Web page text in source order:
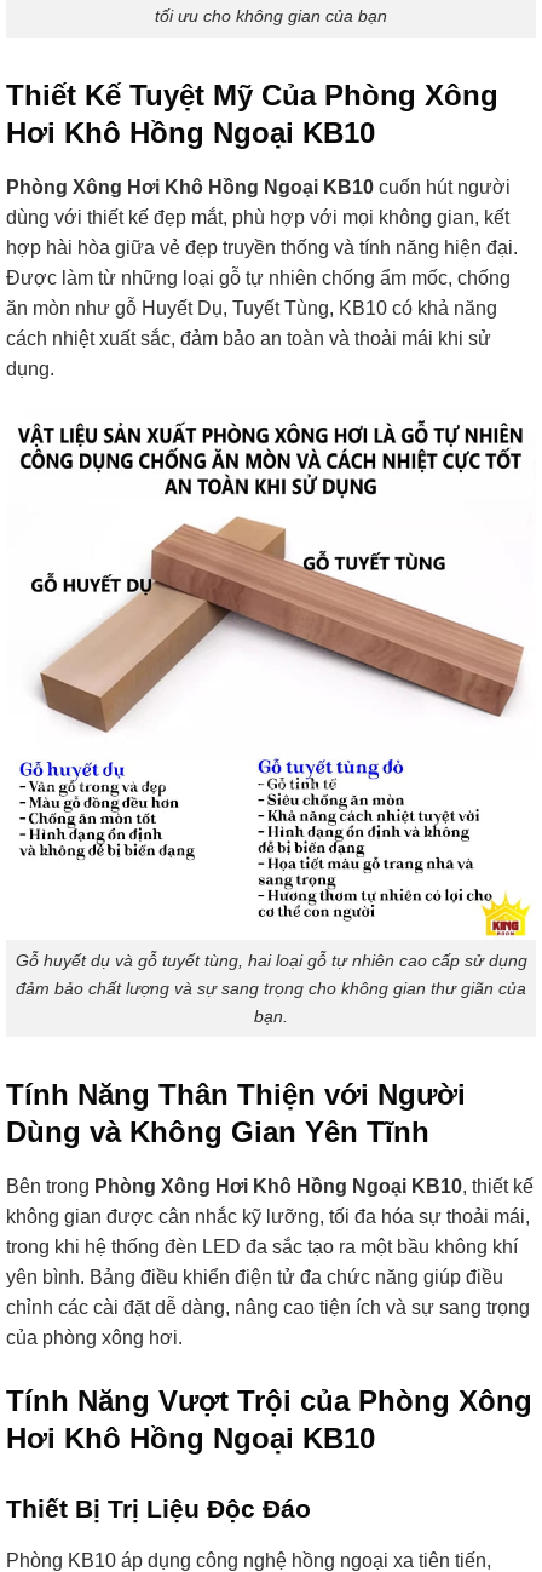
tối ưu cho không gian của bạn
Thiết Kế Tuyệt Mỹ Của Phòng Xông
Hơi Khô Hồng Ngoại KB10
Phòng Xông Hơi Khô Hồng Ngoại KB10 cuốn hút người
dùng với thiết kế đẹp mắt, phù hợp với mọi không gian, kết
hợp hài hòa giữa vẻ đẹp truyền thống và tính năng hiện đại.
Được làm từ những loại gỗ tự nhiên chống ẩm mốc, chống
ăn mòn như gỗ Huyết Dụ, Tuyết Tùng, KB10 có khả năng
cách nhiệt xuất sắc, đảm bảo an toàn và thoải mái khi sử
dụng.
Gỗ huyết dụ và gỗ tuyết tùng, hai loại gỗ tự nhiên cao cấp sử dụng
đảm bảo chất lượng và sự sang trọng cho không gian thư giãn của
bạn.
Tính Năng Thân Thiện với Người
Dùng và Không Gian Yên Tĩnh
Bên trong Phòng Xông Hơi Khô Hồng Ngoại KB10, thiết kế
không gian được cân nhắc kỹ lưỡng, tối đa hóa sự thoải mái,
trong khi hệ thống đèn LED đa sắc tạo ra một bầu không khí
yên bình. Bảng điều khiển điện tử đa chức năng giúp điều
chỉnh các cài đặt dễ dàng, nâng cao tiện ích và sự sang trọng
của phòng xông hơi.
Tính Năng Vượt Trội của Phòng Xông
Hơi Khô Hồng Ngoại KB10
Thiết Bị Trị Liệu Độc Đáo
Phòng KB10 áp dụng công nghệ hồng ngoại xa tiên tiến,